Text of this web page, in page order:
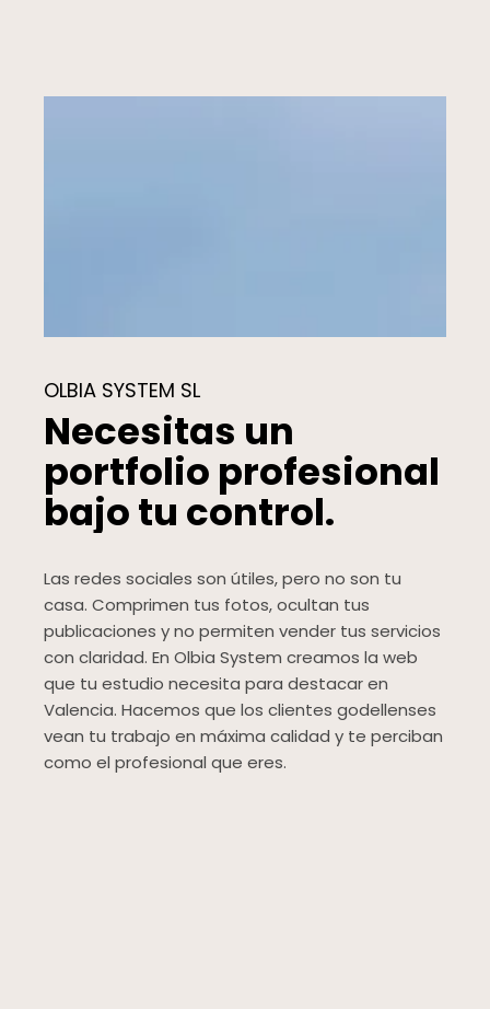
OLBIA SYSTEM SL
Necesitas un
portfolio profesional
bajo tu control.
Las redes sociales son útiles, pero no son tu
casa. Comprimen tus fotos, ocultan tus
publicaciones y no permiten vender tus servicios
con claridad. En Olbia System creamos la web
que tu estudio necesita para destacar en
Valencia. Hacemos que los clientes godellenses
vean tu trabajo en máxima calidad y te perciban
como el profesional que eres.